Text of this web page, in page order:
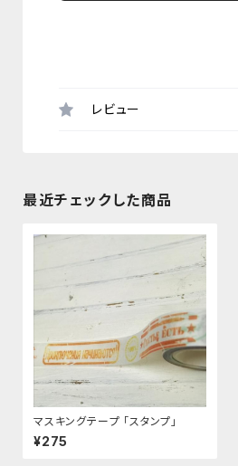
レビュー
最近チェックした商品
マスキングテープ 「スタンプ」
¥275